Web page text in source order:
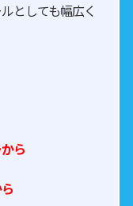
としても幅広く
から